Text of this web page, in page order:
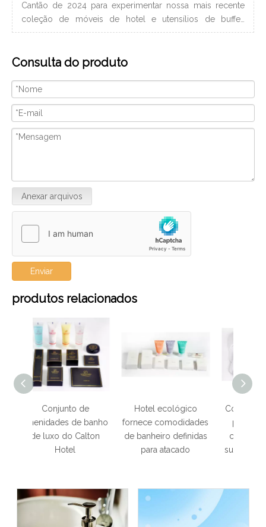
Cantão de 2024 para experimentar nossa mais recente
coleção de móveis de hotel e utensílios de buffet.
Estamos ansiosos para nos conectar com profissionais da
nossa paixão por artesanato de qualidade e design
Consulta do produto
Anexar arquivos
Enviar
produtos relacionados
Hotel ecológico
fornece comodidades
de banheiro definidas
para atacado
Conjunto econômico
personalizado de
comodidades para
suprimentos de hotel